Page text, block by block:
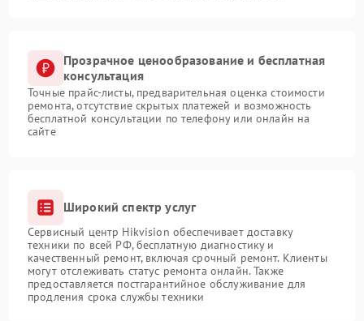
Прозрачное ценообразование и бесплатная
консультация
Точные прайс-листы, предварительная оценка стоимости
ремонта, отсутствие скрытых платежей и возможность
бесплатной консультации по телефону или онлайн на
сайте
Широкий спектр услуг
Сервисный центр Hikvision обеспечивает доставку
техники по всей РФ, бесплатную диагностику и
качественный ремонт, включая срочный ремонт. Клиенты
могут отслеживать статус ремонта онлайн. Также
предоставляется постгарантийное обслуживание для
продления срока службы техники